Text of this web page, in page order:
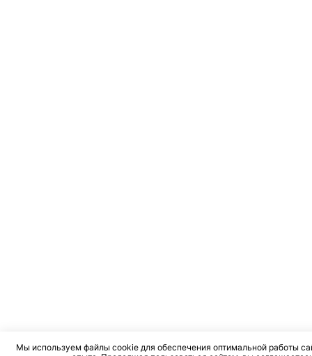
Мы используем файлы cookie для обеспечения оптимальной работы